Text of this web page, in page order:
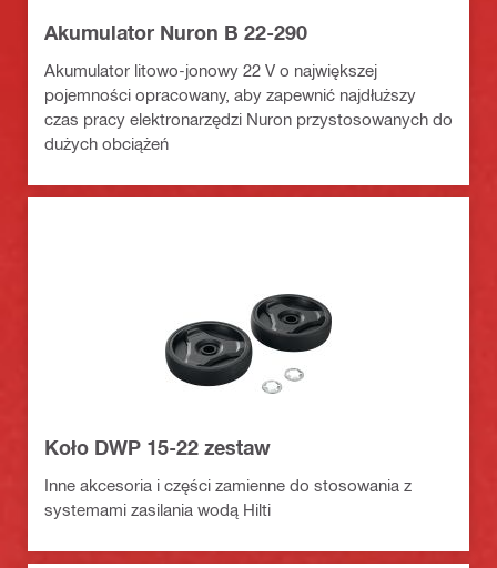
Akumulator Nuron B 22-290
Akumulator litowo-jonowy 22 V o największej
pojemności opracowany, aby zapewnić najdłuższy
czas pracy elektronarzędzi Nuron przystosowanych do
dużych obciążeń
Koło DWP 15-22 zestaw
Inne akcesoria i części zamienne do stosowania z
systemami zasilania wodą Hilti